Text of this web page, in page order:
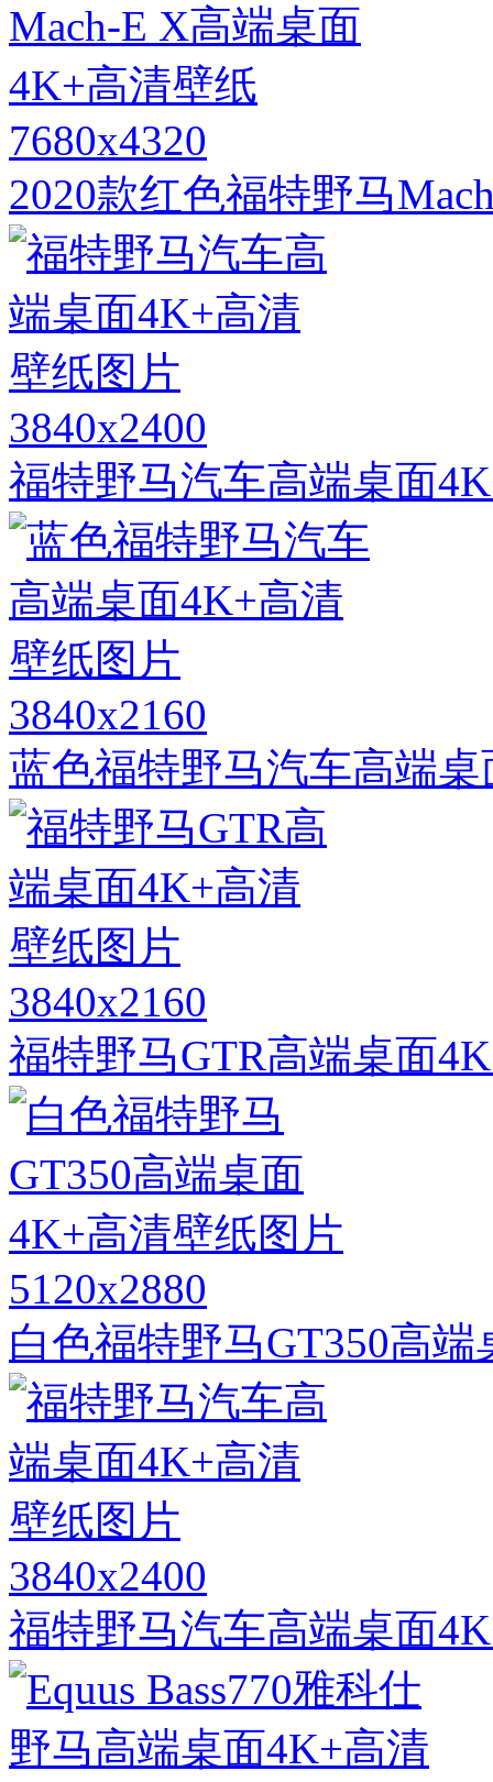
7680x4320
2020款红色福特野马
3840x2400
福特野马汽车高端桌面
3840x2160
蓝色福特野马汽车高端
3840x2160
福特野马GTR高端桌面
5120x2880
白色福特野马GT350高
3840x2400
福特野马汽车高端桌面